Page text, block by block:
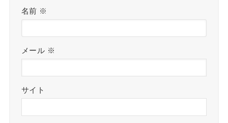
名前 ※
メール ※
サイト